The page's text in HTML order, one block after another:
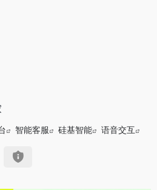
智能客服 硅基智能 语音交互